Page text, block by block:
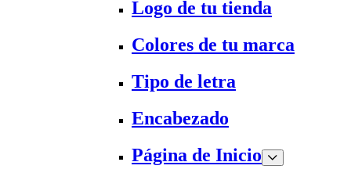
Logo de tu tienda
Colores de tu marca
Tipo de letra
Encabezado
Página de Inicio